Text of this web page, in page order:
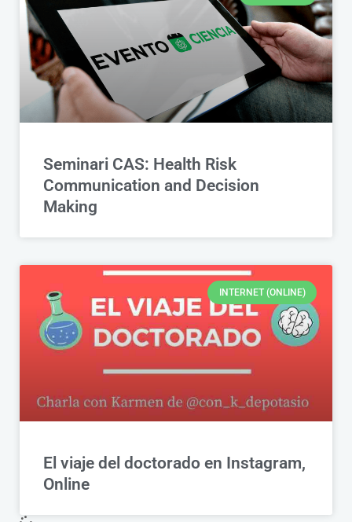
Seminari CAS: Health Risk
Communication and Decision
Making
INTERNET (ONLINE)
El viaje del doctorado en Instagram,
Online